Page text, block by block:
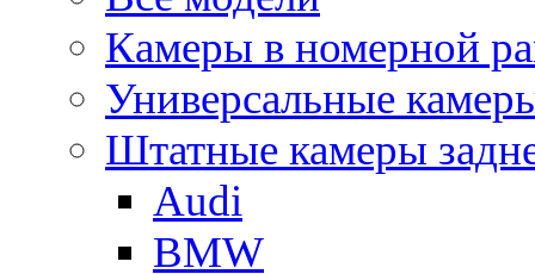
Камеры в номерной
Универсальные
Штатные камеры
Audi
BMW